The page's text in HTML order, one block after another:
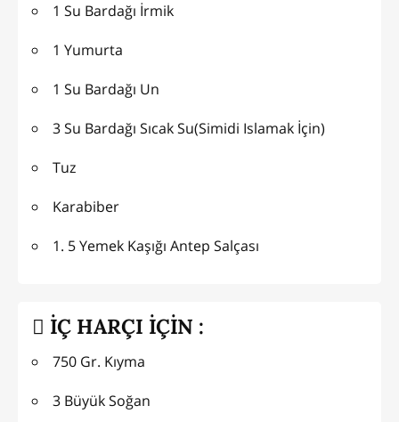
1 Su Bardağı İrmik
1 Yumurta
1 Su Bardağı Un
3 Su Bardağı Sıcak Su(Simidi Islamak İçin)
Tuz
Karabiber
1. 5 Yemek Kaşığı Antep Salçası
İÇ HARÇI İÇİN :
750 Gr. Kıyma
3 Büyük Soğan